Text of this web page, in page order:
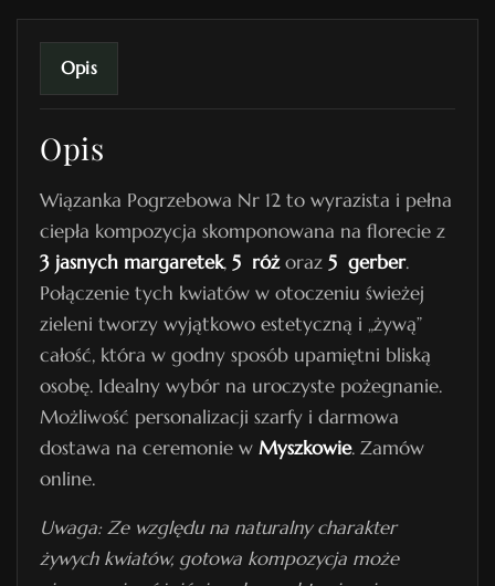
a
n
k
a
P
g
r
z
e
b
o
w
a
N
r
2
Opis
Opis
Wiązanka Pogrzebowa Nr 12 to wyrazista i pełna
ciepła kompozycja skomponowana na florecie z
3 jasnych margaretek, 5 różoraz 5 gerber.
Połączenie tych kwiatów w otoczeniu świeżej
zieleni tworzy wyjątkowo estetyczną i „żywą”
całość, która w godny sposób upamiętni bliską
osobę. Idealny wybór na uroczyste pożegnanie.
Możliwość personalizacji szarfy i darmowa
dostawa na ceremonie w Myszkowie. Zamów
online.
Uwaga: Ze względu na naturalny charakter
żywych kwiatów, gotowa kompozycja może